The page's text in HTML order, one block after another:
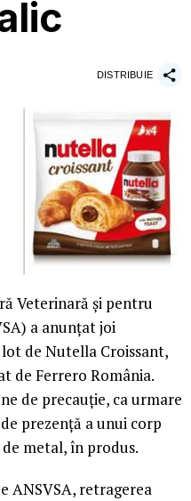
DISTRIBUIE
Veterinară și pentru
a anunțat joi
de Nutella Croissant,
de Ferrero România.
de precauție, ca urmare
prezență a unui corp
metal, în produs.
ANSVSA, retragerea